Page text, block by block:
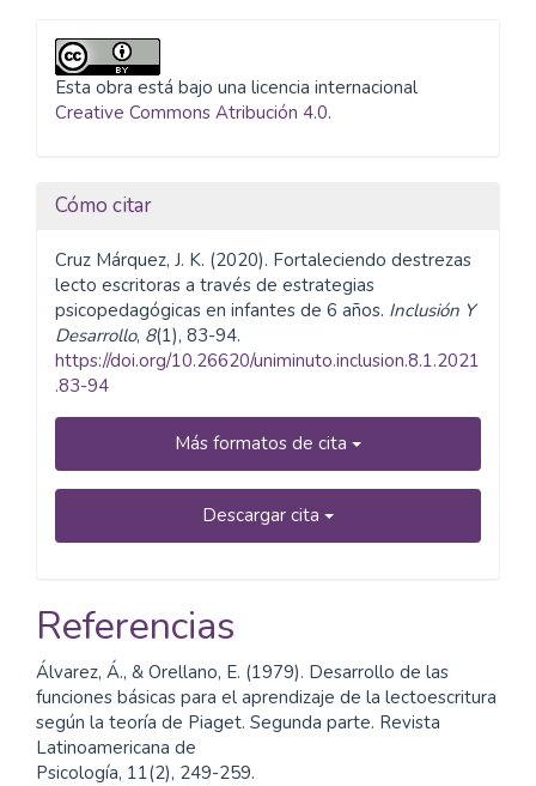
Esta obra está bajo una licencia internacional
Creative Commons Atribución 4.0.
Cómo citar
Cruz Márquez, J. K. (2020). Fortaleciendo destrezas
lecto escritoras a través de estrategias
psicopedagógicas en infantes de 6 años. Inclusión Y
Desarrollo, 8(1), 83-94.
https://doi.org/10.26620/uniminuto.inclusion.8.1.2021
.83-94
Más formatos de cita
Descargar cita
Referencias
Álvarez, Á., & Orellano, E. (1979). Desarrollo de las
funciones básicas para el aprendizaje de la lectoescritura
según la teoría de Piaget. Segunda parte. Revista
Latinoamericana de
Psicología, 11(2), 249-259.